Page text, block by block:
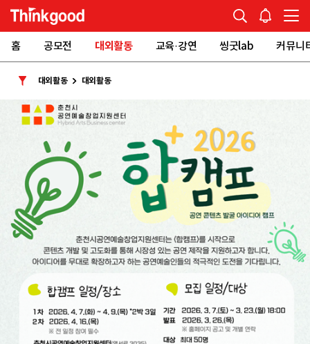
홈 공모전 대외활동 교육·강연 씽굿lab 커뮤니
대외활동 대외활동